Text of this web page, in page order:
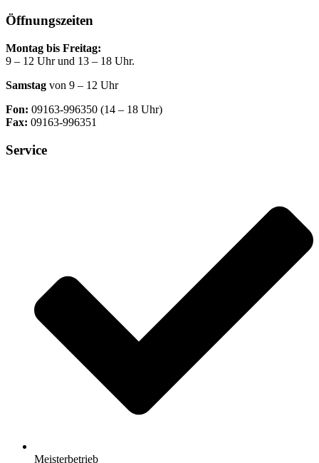
Öffnungszeiten
Montag bis Freitag:
9 – 12 Uhr und 13 – 18 Uhr.
Samstag von 9 – 12 Uhr
Fon: 09163-996350 (14 – 18 Uhr)
Fax: 09163-996351
Service
Meisterbetrieb